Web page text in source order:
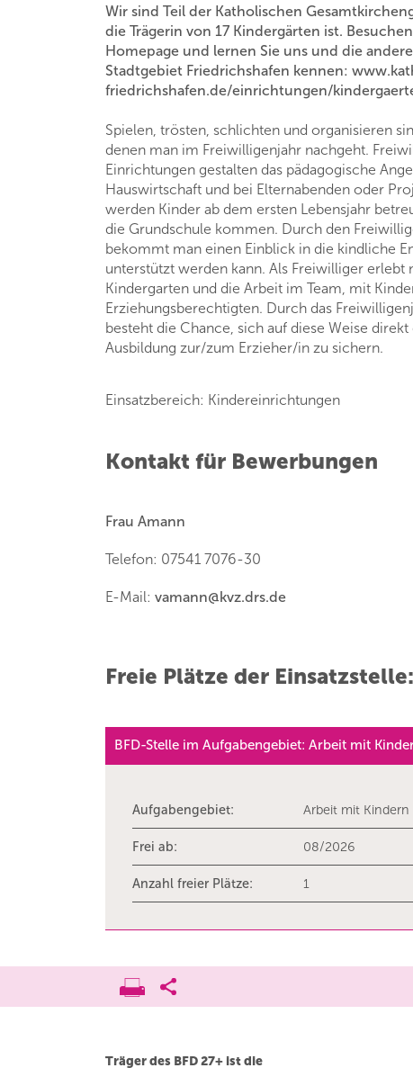
Wir sind Teil der Katholischen
die Trägerin von 17 Kindergärten ist.
Homepage und lernen Sie uns und die
Stadtgebiet Friedrichshafen kennen:
friedrichshafen.de/einrichtungen/
Spielen, trösten, schlichten und organisieren
denen man im Freiwilligenjahr nachgeht.
Einrichtungen gestalten das pädagogische
Hauswirtschaft und bei Elternabenden oder
werden Kinder ab dem ersten Lebensjahr
die Grundschule kommen. Durch den
bekommt man einen Einblick in die kindliche
unterstützt werden kann. Als Freiwilliger erlebt
Kindergarten und die Arbeit im Team, mit
Erziehungsberechtigten. Durch das
besteht die Chance, sich auf diese Weise
Ausbildung zur/zum Erzieher/in zu sichern.
Einsatzbereich: Kindereinrichtungen
Kontakt für Bewerbungen
Frau Amann
Telefon: 07541 7076-30
E-Mail: vamann@kvz.drs.de
Freie Plätze der Einsatzstelle:
BFD-Stelle im Aufgabengebiet: Arbeit mit
Aufgabengebiet: Arbeit mit Kindern
Frei ab: 08/2026
Anzahl freier Plätze: 1
Träger des BFD 27+ ist die